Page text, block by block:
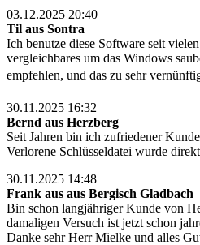
03.12.2025 20:40
Til aus Sontra
Ich benutze diese Software seit
vergleichbares um das Windows
empfehlen, und das zu sehr
30.11.2025 16:32
Bernd aus Herzberg
Seit Jahren bin ich zufriedener
Verlorene Schlüsseldatei wurde
30.11.2025 14:48
Frank aus aus Bergisch Gladbach
Bin schon langjähriger Kunde von
damaligen Versuch ist jetzt schon
Danke sehr Herr Mielke und alles